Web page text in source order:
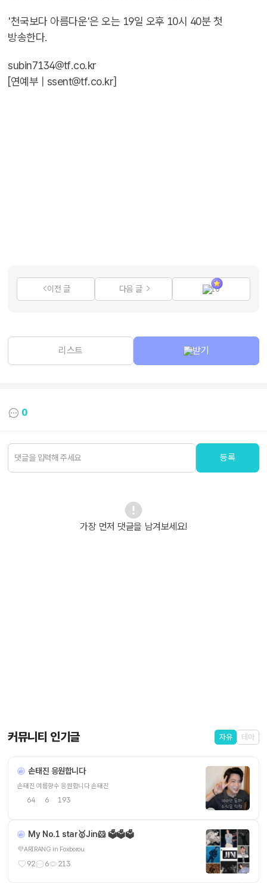
'천국보다 아름다운'은 오는 19일 오후 10시 40분 첫
방송한다.
subin7134@tf.co.kr
[연예부 | ssent@tf.co.kr]
이전 글 다음 글 10
리스트 받기
0
등록
가장 먼저 댓글을 남겨보세요!
커뮤니티 인기글 자유 테마
손태진 응원합니다
손태진 여름향수 응원합니다 손태진
64 6 193
My No.1 star🥇Jin🐹 🗳️🗳️🗳️
💜ARIRANG in Foxborou
92 6 213